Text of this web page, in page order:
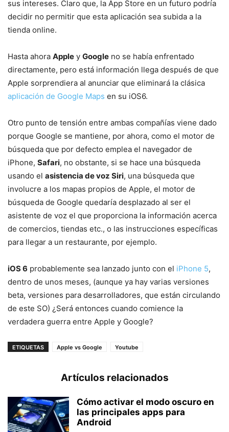
sus intereses. Claro que, la App Store en un futuro podría
decidir no permitir que esta aplicación sea subida a la
tienda online.
Hasta ahora Apple y Google no se había enfrentado
directamente, pero está información llega después de que
Apple sorprendiera al anunciar que eliminará la clásica
aplicación de Google Maps en su iOS6.
Otro punto de tensión entre ambas compañías viene dado
porque Google se mantiene, por ahora, como el motor de
búsqueda que por defecto emplea el navegador de
iPhone, Safari, no obstante, si se hace una búsqueda
usando el asistencia de voz Siri, una búsqueda que
involucre a los mapas propios de Apple, el motor de
búsqueda de Google quedaría desplazado al ser el
asistente de voz el que proporciona la información acerca
de comercios, tiendas etc., o las instrucciones específicas
para llegar a un restaurante, por ejemplo.
iOS 6 probablemente sea lanzado junto con el iPhone 5,
dentro de unos meses, (aunque ya hay varias versiones
beta, versiones para desarrolladores, que están circulando
de este SO) ¿Será entonces cuando comience la
verdadera guerra entre Apple y Google?
ETIQUETAS Apple vs Google Youtube
Artículos relacionados
Cómo activar el modo oscuro en
las principales apps para
Android